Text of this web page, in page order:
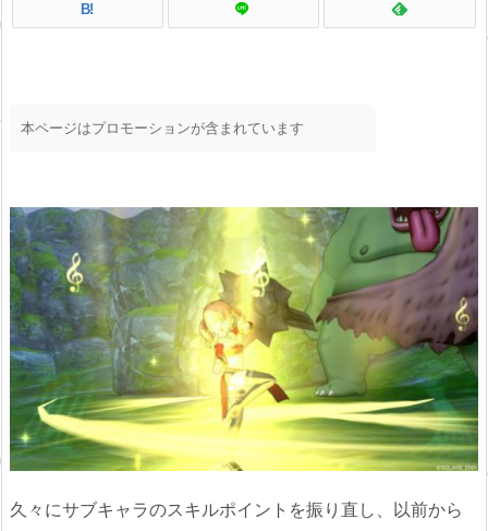
B!
本ページはプロモーションが含まれています
久々にサブキャラのスキルポイントを振り直し、以前から